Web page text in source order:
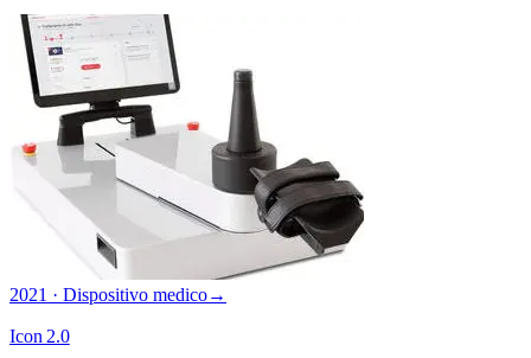
2021 · Dispositivo medico→
Icon 2.0